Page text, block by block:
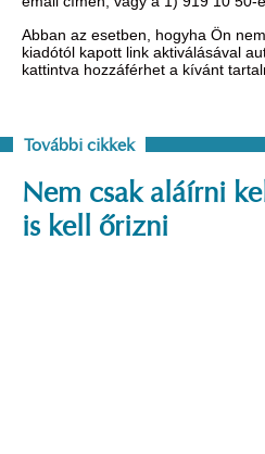
Abban az esetben, hogyha Ön
kiadótól kapott link aktiválásával
kattintva hozzáférhet a kívánt
További cikkek
Nem csak aláírni
is kell őrizni